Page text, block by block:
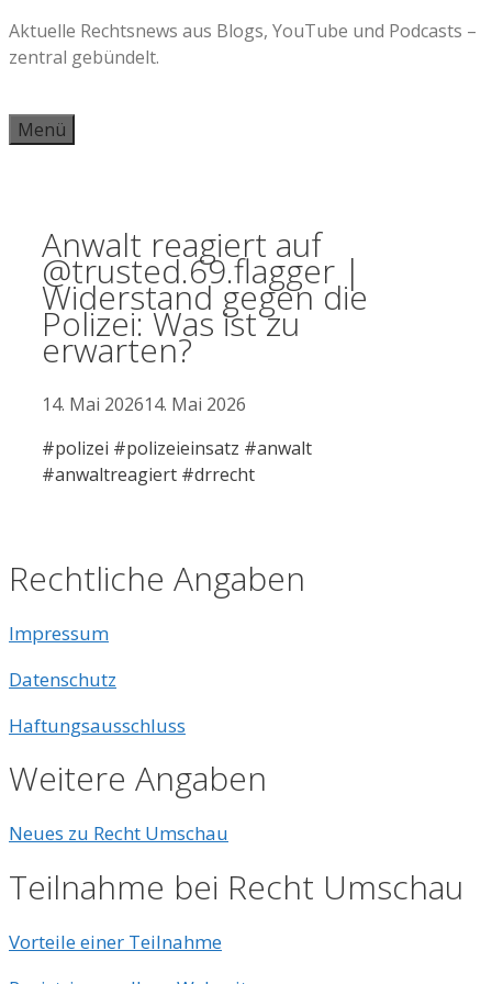
Zum
Inhalt
Aktuelle Rechtsnews aus Blogs, YouTube und Podcasts –
zentral gebündelt.
Menü
Anwalt reagiert auf
@trusted.69.flagger |
Widerstand gegen die
Polizei: Was ist zu
erwarten?
14. Mai 202614. Mai 2026
#polizei #polizeieinsatz #anwalt
#anwaltreagiert #drrecht
Rechtliche Angaben
Impressum
Datenschutz
Haftungsausschluss
Weitere Angaben
Neues zu Recht Umschau
Teilnahme bei Recht Umschau
Vorteile einer Teilnahme